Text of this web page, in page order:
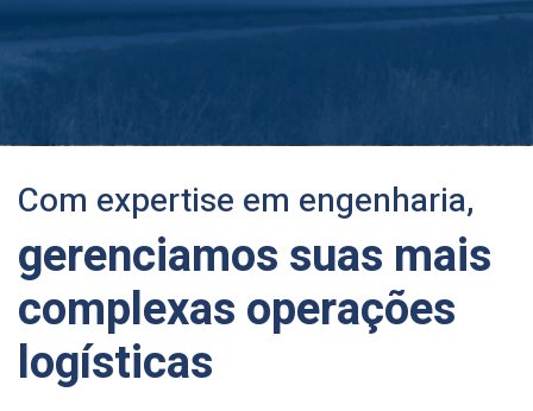
Com expertise em engenharia,
gerenciamos suas mais
complexas operações
logísticas